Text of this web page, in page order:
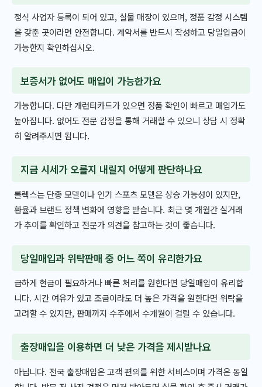
정식 사업자 등록이 되어 있고, 실물 매장이 있으며, 정품 감정 시스템
을 갖춘 곳이라면 안전합니다. 계약서를 반드시 작성하고 당일입금이
가능한지 확인하십시오.
보증서가 없어도 매입이 가능한가요
가능합니다. 다만 개런티카드가 있으면 정품 확인이 빠르고 매입가도
높아집니다. 없어도 전문 감정을 통해 거래할 수 있으니 상담 시 정확
히 알려주시면 됩니다.
지금 시세가 오를지 내릴지 어떻게 판단하나요
롤렉스는 단종 모델이나 인기 스포츠 모델은 상승 가능성이 있지만,
환율과 브랜드 정책 변화에 영향을 받습니다. 최근 몇 개월간 실거래
가 추이를 확인하고 전문가 의견을 참고하는 것이 좋습니다.
당일매입과 위탁판매 중 어느 쪽이 유리한가요
급하게 현금이 필요하거나 빠른 처리를 원한다면 당일매입이 유리합
니다. 시간 여유가 있고 조금이라도 더 높은 가격을 원한다면 위탁을
고려할 수 있지만, 판매까지 수주에서 수개월이 걸릴 수 있습니다.
출장매입을 이용하면 더 낮은 가격을 제시받나요
아닙니다. 전국 출장매입은 고객 편의를 위한 서비스이며 가격은 동일